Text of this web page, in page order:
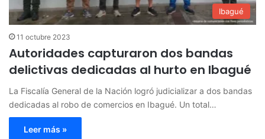
Ibagué
11 octubre 2023
Autoridades capturaron dos bandas
delictivas dedicadas al hurto en Ibagué
La Fiscalía General de la Nación logró judicializar a dos bandas
dedicadas al robo de comercios en Ibagué. Un total…
Leer más »